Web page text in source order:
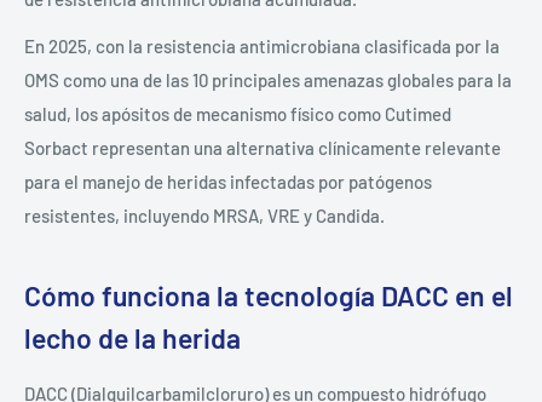
En 2025, con la resistencia antimicrobiana clasificada por la
OMS como una de las 10 principales amenazas globales para la
salud, los apósitos de mecanismo físico como Cutimed
Sorbact representan una alternativa clínicamente relevante
para el manejo de heridas infectadas por patógenos
resistentes, incluyendo MRSA, VRE y Candida.
Cómo funciona la tecnología DACC en el
lecho de la herida
DACC (Dialquilcarbamilcloruro) es un compuesto hidrófugo